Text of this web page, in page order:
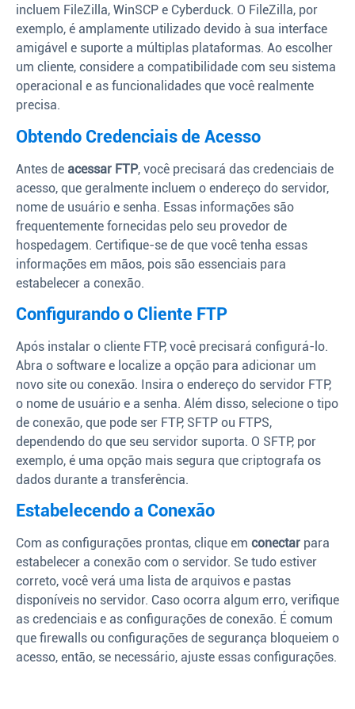
incluem FileZilla, WinSCP e Cyberduck. O FileZilla, por
exemplo, é amplamente utilizado devido à sua interface
amigável e suporte a múltiplas plataformas. Ao escolher
um cliente, considere a compatibilidade com seu sistema
operacional e as funcionalidades que você realmente
precisa.
Obtendo Credenciais de Acesso
Antes de acessar FTP, você precisará das credenciais de
acesso, que geralmente incluem o endereço do servidor,
nome de usuário e senha. Essas informações são
frequentemente fornecidas pelo seu provedor de
hospedagem. Certifique-se de que você tenha essas
informações em mãos, pois são essenciais para
estabelecer a conexão.
Configurando o Cliente FTP
Após instalar o cliente FTP, você precisará configurá-lo.
Abra o software e localize a opção para adicionar um
novo site ou conexão. Insira o endereço do servidor FTP,
o nome de usuário e a senha. Além disso, selecione o tipo
de conexão, que pode ser FTP, SFTP ou FTPS,
dependendo do que seu servidor suporta. O SFTP, por
exemplo, é uma opção mais segura que criptografa os
dados durante a transferência.
Estabelecendo a Conexão
Com as configurações prontas, clique em conectar para
estabelecer a conexão com o servidor. Se tudo estiver
correto, você verá uma lista de arquivos e pastas
disponíveis no servidor. Caso ocorra algum erro, verifique
as credenciais e as configurações de conexão. É comum
que firewalls ou configurações de segurança bloqueiem o
acesso, então, se necessário, ajuste essas configurações.